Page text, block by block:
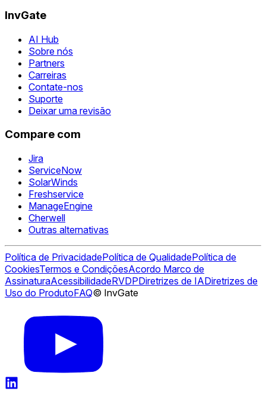
InvGate
AI Hub
Sobre nós
Partners
Carreiras
Contate-nos
Suporte
Deixar uma revisão
Compare com
Jira
ServiceNow
SolarWinds
Freshservice
ManageEngine
Cherwell
Outras alternativas
Política de PrivacidadePolítica de QualidadePolítica de
CookiesTermos e CondiçõesAcordo Marco de
AssinaturaAcessibilidadeRVDPDiretrizes de IADiretrizes de
Uso do ProdutoFAQ© InvGate